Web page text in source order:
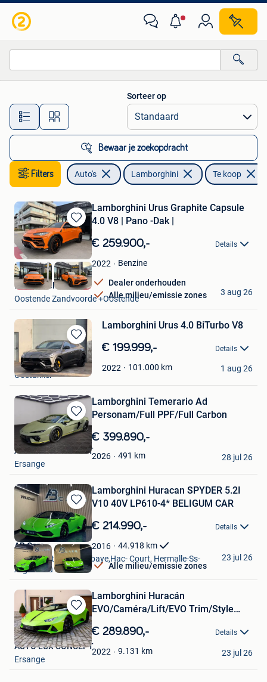
Alle afstanden…
Sorteer op
Bewaar je zoekopdracht
Filters Auto's Lamborghini Te koop
Bewaren
in
Mijn
Favorieten
Lamborghini Urus Graphite Capsule
4.0 V8 | Pano -Dak |
€ 259.900,- Details
2022 Benzine
Dealer onderhouden
Alle milieu/emissie zones
Emmanuell
Oostende Zandvoorde +Oostende
3 aug 26
Bewaren
in
Mijn
Favorieten
Lamborghini Urus 4.0 BiTurbo V8
€ 199.999,- Details
2022 101.000 km
Autohandel Olivier
Oostakker
1 aug 26
Bewaren
in
Mijn
Favorieten
Lamborghini Temerario Ad
Personam/Full PPF/Full Carbon
€ 399.890,-
2026 491 km
AUTO LUX CONCEPT
Ersange
28 jul 26
Bewaren
in
Mijn
Favorieten
Lamborghini Huracan SPYDER 5.2I
V10 40V LP610-4* BELIGUM CAR
€ 214.990,- Details
2016 44.918 km
Alle milieu/emissie zones
AB Cars
Vise + Partie De Bombaye,Hac- Court, Hermalle-Ss-
Argenteau
23 jul 26
Bewaren
in
Mijn
Favorieten
Lamborghini Huracán
EVO/Caméra/Lift/EVO Trim/Style
€ 289.890,- Details
2022 9.131 km
AUTO LUX CONCEPT
Ersange
23 jul 26